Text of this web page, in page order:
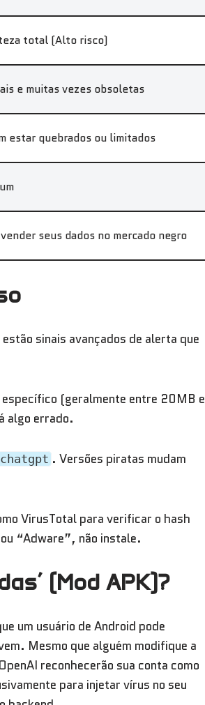
total (Alto risco)
e muitas vezes obsoletas
estar quebrados ou limitados
seus dados no mercado negro
sinais avançados de alerta que
(geralmente entre 20MB e
algo errado.
. Versões piratas mudam
VirusTotal para verificar o hash
“Adware”, não instale.
(Mod APK)?
um usuário de Android pode
Mesmo que alguém modifique a
reconhecerão sua conta como
para injetar vírus no seu